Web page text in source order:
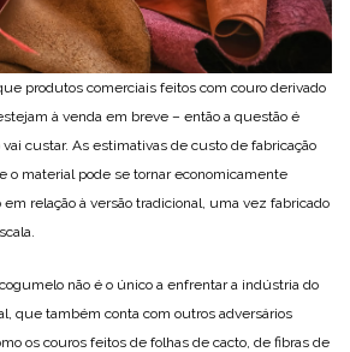
produtos comerciais feitos com couro derivado
à venda em breve – então a questão é
custar. As estimativas de custo de fabricação
o material pode se tornar economicamente
relação à versão tradicional, uma vez fabricado
não é o único a enfrentar a indústria do
que também conta com outros adversários
os couros feitos de folhas de cacto, de fibras de